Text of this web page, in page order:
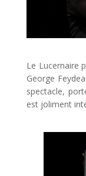
Le Lucernaire
George
spectacle,
est joliment